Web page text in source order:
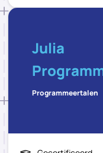
Julia
Programmeertalen